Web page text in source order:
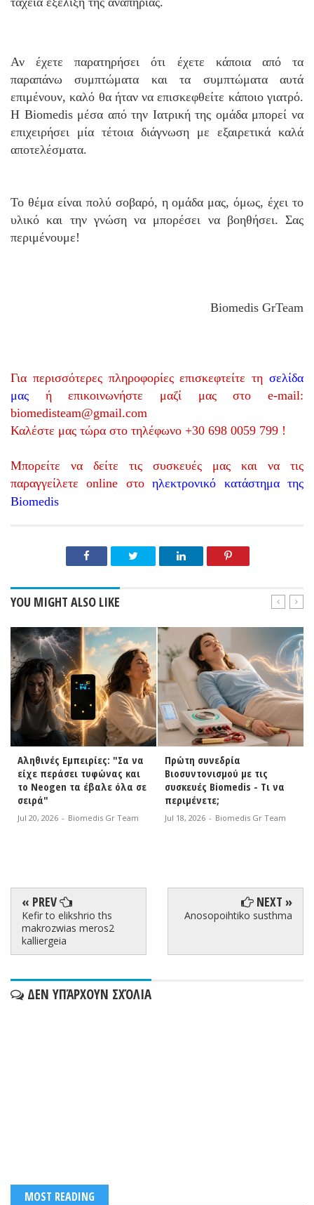
Αν έχετε παρατηρήσει ότι έχετε κάποια από τα
παραπάνω συμπτώματα και τα συμπτώματα αυτά
επιμένουν, καλό θα ήταν να επισκεφθείτε κάποιο γιατρό.
Η Biomedis μέσα από την Ιατρική της ομάδα μπορεί να
επιχειρήσει μία τέτοια διάγνωση με εξαιρετικά καλά
αποτελέσματα.
Το θέμα είναι πολύ σοβαρό, η ομάδα μας, όμως, έχει το
υλικό και την γνώση να μπορέσει να βοηθήσει. Σας
περιμένουμε!
Biomedis GrTeam
Για περισσότερες πληροφορίες επισκεφτείτε τη σελίδα
μας ή επικοινωνήστε μαζί μας στο e-mail:
biomedisteam@gmail.com
Καλέστε μας τώρα στο τηλέφωνο +30 698 0059 799 !
Μπορείτε να δείτε τις συσκευές μας και να τις
παραγγείλετε online στο ηλεκτρονικό κατάστημα της
Biomedis
YOU MIGHT ALSO LIKE
Αληθινές Εμπειρίες: "Σα να
είχε περάσει τυφώνας και
το Neogen τα έβαλε όλα σε
σειρά"
Jul 20, 2026 - Biomedis Gr Team
Πρώτη συνεδρία
Βιοσυντονισμού με τις
συσκευές Biomedis - Τι να
περιμένετε;
Jul 18, 2026 - Biomedis Gr Team
« PREV
Kefir to elikshrio ths
makrozwias meros2
kalliergeia
NEXT »
Anosopoihtiko susthma
ΔΕΝ ΥΠΆΡΧΟΥΝ ΣΧΌΛΙΑ
MOST READING